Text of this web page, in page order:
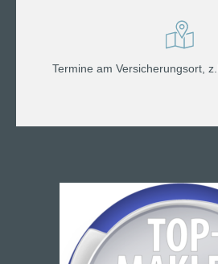
Termine am Versicherungsort,